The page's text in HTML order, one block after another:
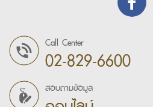
Call Center
02-829-6600
สอบถามข้อมูล